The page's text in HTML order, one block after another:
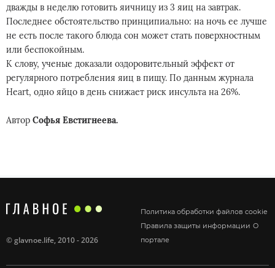
дважды в неделю готовить яичницу из 3 яиц на завтрак.
Последнее обстоятельство принципиально: на ночь ее лучше
не есть после такого блюда сон может стать поверхностным
или беспокойным.
К слову, ученые доказали оздоровительный эффект от
регулярного потребления яиц в пищу. По данным журнала
Heart, одно яйцо в день снижает риск инсульта на 26%.
Автор Софья Евстигнеева.
Политика обработки файлов cookie
Правила защиты информации О
портале
©glavnoe.life, 2010 - 2026